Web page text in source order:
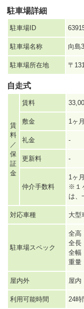
駐車場詳細
駐車場ID
駐車場名称 向島
駐車場所在地 〒
自走式
賃
料
／
保
証
金
賃料
敷金 1ヶ月
礼金 -
更新料 -
仲介手数料
1ヶ月
※１
は、
対応車種 大型
駐車場スペック
全
全
全
重量
屋内外 屋内
利用可能時間 24時